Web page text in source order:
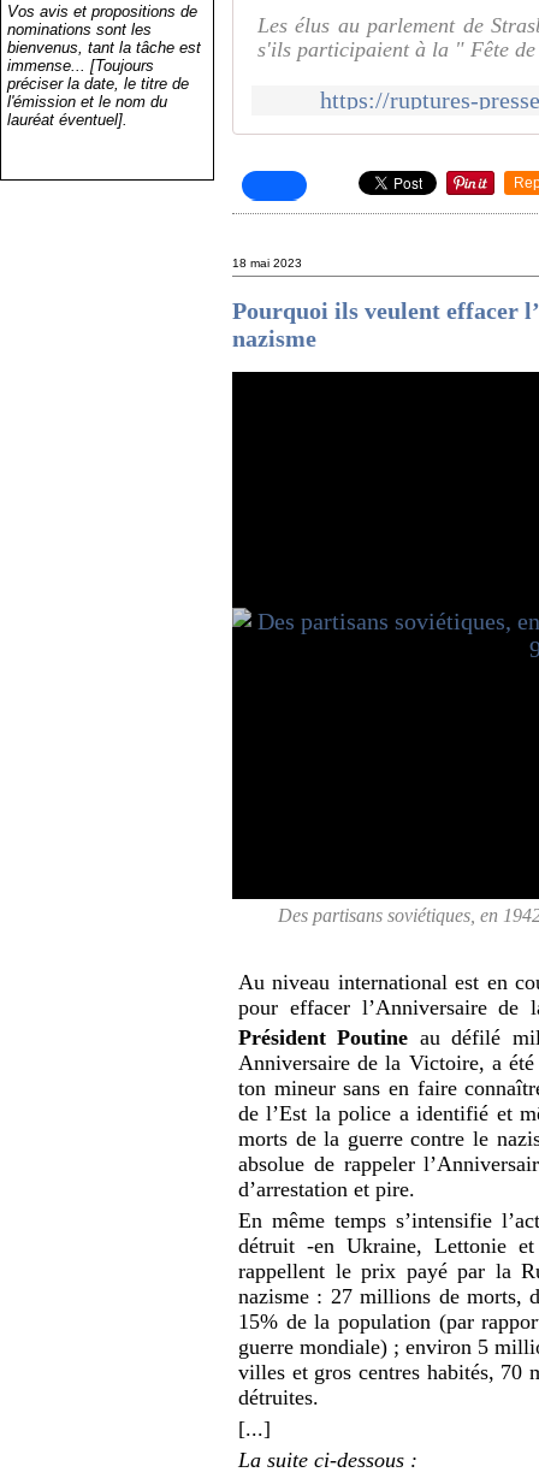
Vos avis et propositions de
nominations sont les
bienvenus, tant la tâche est
immense... [Toujours
préciser la date, le titre de
l'émission et le nom du
lauréat éventuel].
Les élus au parlement de
s'ils participaient à la " Fête
https://ruptures-
18 mai 2023
Pourquoi ils veulent effacer
nazisme
Des partisans soviétiques, en
Au niveau international est en
pour effacer l’Anniversaire
Président Poutine au défilé
Anniversaire de la Victoire, a
ton mineur sans en faire
de l’Est la police a identifié et
morts de la guerre contre le
absolue de rappeler
d’arrestation et pire.
En même temps s’intensifie
détruit -en Ukraine, Lettonie
rappellent le prix payé par la
nazisme : 27 millions de morts,
15% de la population (par
guerre mondiale) ; environ 5
villes et gros centres habités, 70
détruites.
[...]
La suite ci-dessous :